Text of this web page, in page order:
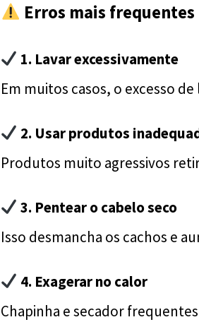
Erros mais frequentes
1. Lavar excessivamente
Em muitos casos, o excesso
2. Usar produtos
Produtos muito agressivos
3. Pentear o cabelo seco
Isso desmancha os cachos e
4. Exagerar no calor
Chapinha e secador